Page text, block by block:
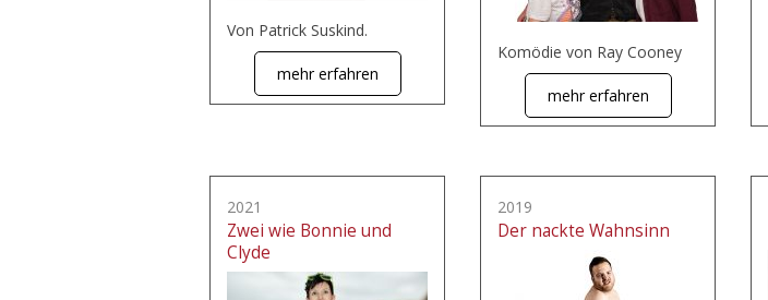
Von Patrick Suskind.
mehr erfahren
Komödie von Ray Cooney
mehr erfahren
2021
Zwei wie Bonnie und
Clyde
2019
Der nackte Wahnsinn